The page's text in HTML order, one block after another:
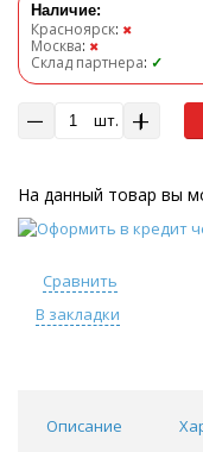
Наличие:
Красноярск: ✖
Москва: ✖
Склад партнера: ✓
шт.
На данный товар вы
Сравнить
В закладки
Описание